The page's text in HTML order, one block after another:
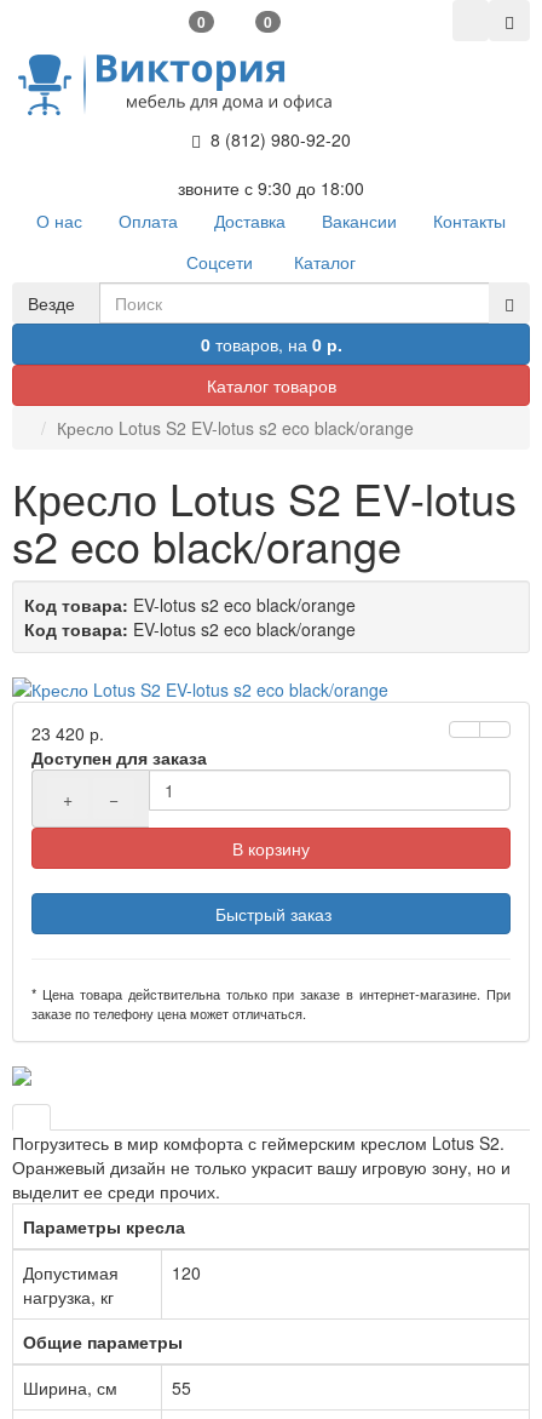
0 0
8 (812) 980-92-20
звоните с 9:30 до 18:00
О нас
Оплата Доставка Вакансии
Контакты
Соцсети
Каталог
Везде
0товаров, на 0 р.
Каталог товаров
Кресло Lotus S2 EV-lotus s2 eco black/orange
Кресло Lotus S2 EV-lotus
s2 eco black/orange
Код товара: EV-lotus s2 eco black/orange
Код товара: EV-lotus s2 eco black/orange
23 420 р.
Доступен для заказа
+
−
В корзину
Быстрый заказ
* Цена товара действительна только при заказе в интернет-магазине. При
заказе по телефону цена может отличаться.
Погрузитесь в мир комфорта с геймерским креслом Lotus S2.
Оранжевый дизайн не только украсит вашу игровую зону, но и
выделит ее среди прочих.
Параметры кресла
Допустимая
нагрузка, кг
120
Общие параметры
Ширина, см
55